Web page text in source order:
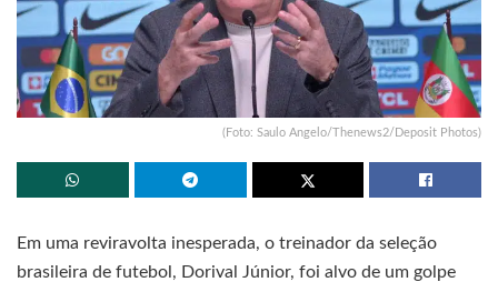
(Foto: Saulo Angelo/Thenews2/Deposit Photos)
Em uma reviravolta inesperada, o treinador da seleção
brasileira de futebol, Dorival Júnior, foi alvo de um golpe